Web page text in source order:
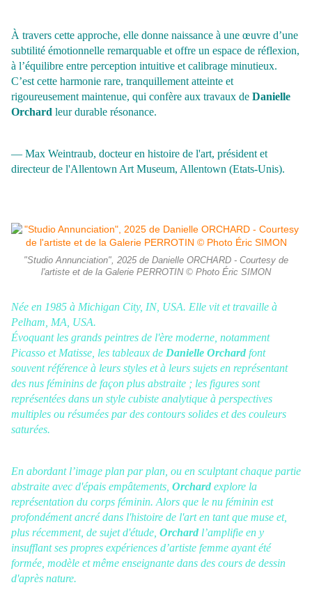
À travers cette approche, elle donne naissance à une œuvre d’une
subtilité émotionnelle remarquable et offre un espace de réflexion,
à l’équilibre entre perception intuitive et calibrage minutieux.
C’est cette harmonie rare, tranquillement atteinte et
rigoureusement maintenue, qui confère aux travaux de Danielle
Orchard leur durable résonance.
— Max Weintraub, docteur en histoire de l'art, président et
directeur de l'Allentown Art Museum, Allentown (Etats-Unis).
"Studio Annunciation", 2025 de Danielle ORCHARD - Courtesy de
l'artiste et de la Galerie PERROTIN © Photo Éric SIMON
Née en 1985 à Michigan City, IN, USA. Elle vitet travaille à
Pelham, MA, USA.
Évoquant les grands peintres de l'ère moderne, notamment
Picasso et Matisse, les tableaux de Danielle Orchard font
souvent référence à leurs styles et à leurs sujets en représentant
des nus féminins de façon plus abstraite ; les figures sont
représentées dans un style cubiste analytique à perspectives
multiples ou résumées par des contours solides et des couleurs
saturées.
En abordant l’image plan par plan, ou en sculptant chaque partie
abstraite avec d'épais empâtements, Orchard explore la
représentation du corps féminin. Alors que le nu féminin est
profondément ancré dans l'histoire de l'art en tant que muse et,
plus récemment, de sujet d'étude, Orchard l’amplifie en y
insufflant ses propres expériences d’artiste femme ayant été
formée, modèle et même enseignante dans des cours de dessin
d'après nature.